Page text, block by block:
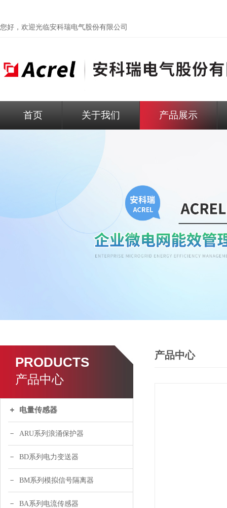
您好，欢迎光临安科瑞电气股份有限公司
首页 关于我们 产品展示
PRODUCTS
产品中心
电量传感器
ARU系列浪涌保护器
BD系列电力变送器
BM系列模拟信号隔离器
BA系列电流传感器
产品中心